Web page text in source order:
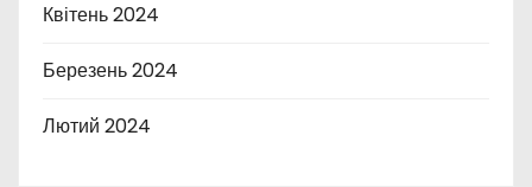
Квітень 2024
Березень 2024
Лютий 2024